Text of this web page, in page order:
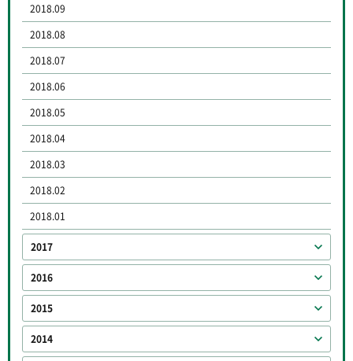
2018.09
2018.08
2018.07
2018.06
2018.05
2018.04
2018.03
2018.02
2018.01
2017
2016
2015
2014